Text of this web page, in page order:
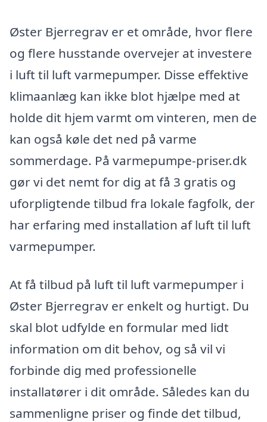
Øster Bjerregrav er et område, hvor flere
og flere husstande overvejer at investere
i luft til luft varmepumper. Disse effektive
klimaanlæg kan ikke blot hjælpe med at
holde dit hjem varmt om vinteren, men de
kan også køle det ned på varme
sommerdage. På varmepumpe-priser.dk
gør vi det nemt for dig at få 3 gratis og
uforpligtende tilbud fra lokale fagfolk, der
har erfaring med installation af luft til luft
varmepumper.
At få tilbud på luft til luft varmepumper i
Øster Bjerregrav er enkelt og hurtigt. Du
skal blot udfylde en formular med lidt
information om dit behov, og så vil vi
forbinde dig med professionelle
installatører i dit område. Således kan du
sammenligne priser og finde det tilbud,